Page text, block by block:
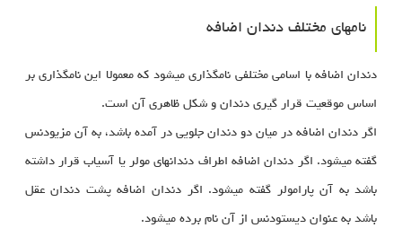
نامهای مختلف دندان اضافه
دندان اضافه با اسامی مختلفی نامگذاری میشود که معمولا این نامگذاری بر
اساس موقعیت قرار گیری دندان و شکل ظاهری آن است.
اگر دندان اضافه در میان دو دندان جلویی در آمده باشد، به آن مزیودنس
گفته میشود. اگر دندان اضافه اطراف دندانهای مولر یا آسیاب قرار داشته
باشد به آن پارامولر گفته میشود. اگر دندان اضافه پشت دندان عقل
باشد به عنوان دیستودنس از آن نام برده میشود.